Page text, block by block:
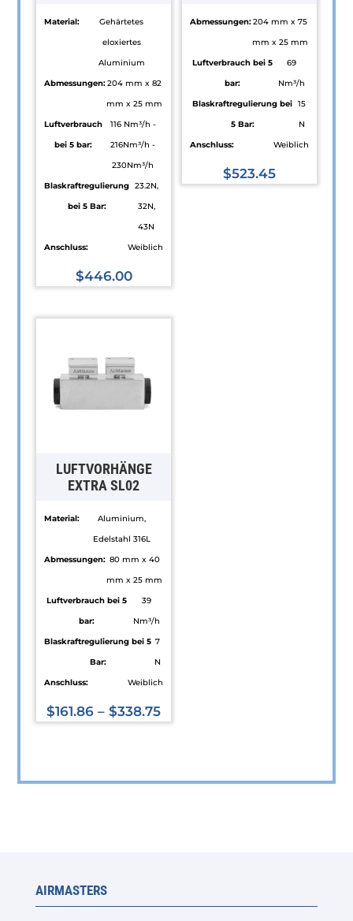
Material:
Gehärtetes
eloxiertes
Aluminium
Abmessungen:204 mm x 82
mm x 25 mm
Luftverbrauch
bei 5 bar:
116 Nm³/h -
216Nm³/h -
230Nm³/h
Blaskraftregulierung
bei 5 Bar:
23.2N,
32N,
43N
Anschluss:
Weiblich
$446.00
Produkt
mehrere
Varianten
können
auf
Produktseite
gewählt
werden
Abmessungen:204 mm x 75
mm x 25 mm
Luftverbrauch bei 5
bar:
69
Nm³/h
Blaskraftregulierung bei
5 Bar:
15
N
Anschluss:
Weiblich
$523.45
LUFTVORHÄNGE
EXTRA SL02
Material:
Aluminium,
Edelstahl 316L
Abmessungen: 80 mm x 40
mm x 25 mm
Luftverbrauch bei 5
bar:
39
Nm³/h
Blaskraftregulierung bei 5
Bar:
7
N
Anschluss:
Weiblich
$161.86 –$338.75
können
AIRMASTERS